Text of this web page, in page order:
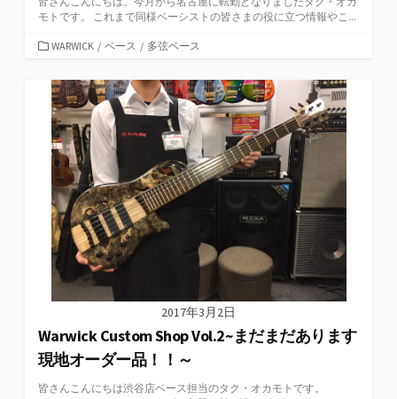
モトです。 これまで同様ベーシストの皆さまの役に立つ情報やこ...
カ
ゴ
リ
ー
WARWICK / ベース / 多弦ベース
2017年3月2日
Warwick Custom Shop Vol.2~まだまだあります
現地オーダー品！！～
皆さんこんにちは渋谷店ベース担当のタク・オカモトです。